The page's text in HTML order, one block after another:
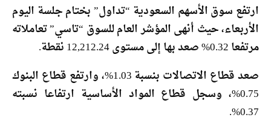
ارتفع سوق الأسهم السعودية “تداول” بختام جلسة اليوم
الأربعاء، حيث أنهى المؤشر العام للسوق “تاسي” تعاملاته
مرتفعا 0.32% صعد بها إلى مستوى 12,212.24 نقطة.
صعد قطاع الاتصالات بنسبة 1.03%، وارتفع قطاع البنوك
0.75%، وسجل قطاع المواد الأساسية ارتفاعا نسبته
0.37%.